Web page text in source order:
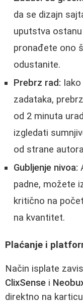
da se dizajn
uputstva
pronađete ono
odustanite.
Prebrz rad:
zadataka,
od 2 minuta
izgledati
od strane
Gubljenje nivoa:
padne, možete
kritično na
na kvantitet.
Plaćanje i
Način isplate
ClixSense i
direktno na